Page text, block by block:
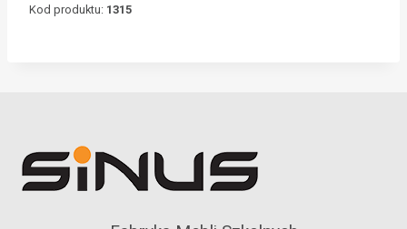
Kod produktu: 1315